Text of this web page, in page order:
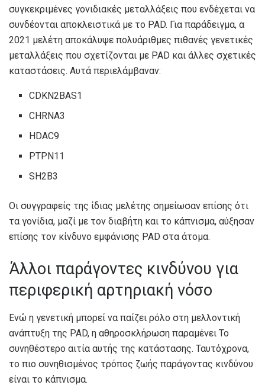
συγκεκριμένες γονιδιακές μεταλλάξεις που ενδέχεται να
συνδέονται αποκλειστικά με το PAD. Για παράδειγμα, α
2021 μελέτη αποκάλυψε πολυάριθμες πιθανές γενετικές
μεταλλάξεις που σχετίζονται με PAD και άλλες σχετικές
καταστάσεις. Αυτά περιελάμβαναν:
CDKN2BAS1
CHRNA3
HDAC9
PTPN11
SH2B3
Οι συγγραφείς της ίδιας μελέτης σημείωσαν επίσης ότι
τα γονίδια, μαζί με τον διαβήτη και το κάπνισμα, αύξησαν
επίσης τον κίνδυνο εμφάνισης PAD στα άτομα.
Άλλοι παράγοντες κινδύνου για
περιφερική αρτηριακή νόσο
Ενώ η γενετική μπορεί να παίζει ρόλο στη μελλοντική
ανάπτυξη της PAD, η αθηροσκλήρωση παραμένει Το
συνηθέστερο αιτία αυτής της κατάστασης. Ταυτόχρονα,
το πιο συνηθισμένος τρόπος ζωής παράγοντας κινδύνου
είναι το κάπνισμα.